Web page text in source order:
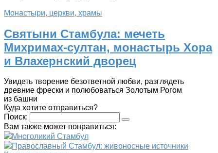
Монастыри, церкви, храмы
Святыни Стамбула: мечеть
Михримах-султан, монастырь Хора
и Влахернский дворец
Увидеть творение безответной любви, разглядеть
древние фрески и полюбоваться Золотым Рогом
из башни
Куда хотите отправиться?
Поиск:
Вам также может понравиться:
Многоликий Стамбул
Православный Стамбул: живоносные источники